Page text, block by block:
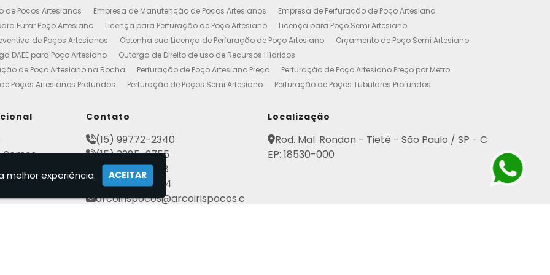
de Poços Artesianos Empresa de Manutenção de Poços Artesianos
Empresa de Perfuração de Poço Artesiano
Furar Poço Artesiano Licença para Perfuração de Poço Artesiano
Licença para Poço Semi Artesiano
de Poços Artesianos Obtenha sua Licença de Perfuração de Poço Artesiano
Orçamento de Poço Semi Artesiano
DAEE para Poço Artesiano
Outorga de Direito de uso de Recursos Hídricos
de Poço Artesiano na Rocha Perfuração de Poço Artesiano Preço
Perfuração de Poço Artesiano Preço por Metro
Poços Artesianos Profundos Perfuração de Poços Semi Artesiano
Perfuração de Poços Tubulares Profundos
Projeto de Perfuração de Poços Artesianos
Quanto Custa o Metro de Perfuração de Poço Artesiano
Licença de Poço Artesiano Manutenção de Poço Artesiano
Perfuração de Poço Artesiano
Poço Tubular Profundo Poços Artesianos Residencial
de Poço Artesiano Poços Artesianos
Outorga Poços Artesianos
Conserto de Bombas de Poço Artesiano Perfuração de Poços
Somos
Contato
(15) 99772-2340
(15) 3285-2755
(15) 3282-2568
(15) 99802-7184
arcoirispocos@arcoirispocos.c
Localização
Rod. Mal. Rondon - Tietê - São Paulo / SP - C
EP: 18530-000
melhor experiência. ACEITAR